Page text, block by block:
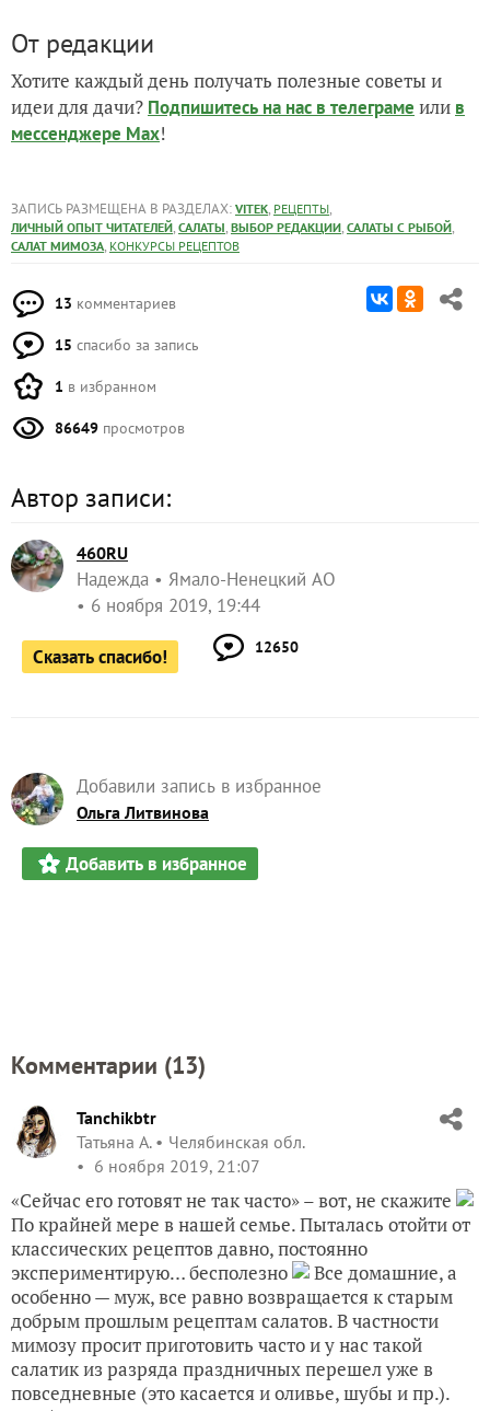
От редакции
Хотите каждый день получать полезные советы и
идеи для дачи? Подпишитесь на нас в телеграме или в
мессенджере Max!
ЗАПИСЬ РАЗМЕЩЕНА В РАЗДЕЛАХ: VITEK, РЕЦЕПТЫ,
ЛИЧНЫЙ ОПЫТ ЧИТАТЕЛЕЙ, САЛАТЫ, ВЫБОР РЕДАКЦИИ, САЛАТЫ С РЫБОЙ,
САЛАТ МИМОЗА, КОНКУРСЫ РЕЦЕПТОВ
13 комментариев
15 спасибо за запись
1 в избранном
86649 просмотров
Автор записи:
460RU
Надежда
Ямало-Ненецкий АО
6 ноября 2019, 19:44
Сказать спасибо! 12650
Добавили запись в избранное
Ольга Литвинова
Добавить в избранное
Комментарии (13)
Tanchikbtr
Татьяна А.
Челябинская обл.
6 ноября 2019, 21:07
«Сейчас его готовят не так часто» – вот, не скажите
По крайней мере в нашей семье. Пыталась отойти от
классических рецептов давно, постоянно
экспериментирую… бесполезно
Все домашние, а
особенно — муж, все равно возвращается к старым
добрым прошлым рецептам салатов. В частности
мимозу просит приготовить часто и у нас такой
салатик из разряда праздничных перешел уже в
повседневные (это касается и оливье, шубы и пр.).